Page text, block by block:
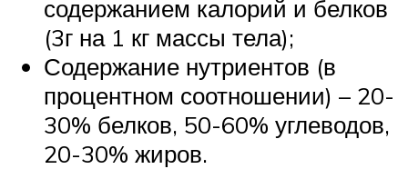
содержанием калорий и белков
(3г на 1 кг массы тела);
Содержание нутриентов (в
процентном соотношении) – 20-
30% белков, 50-60% углеводов,
20-30% жиров.